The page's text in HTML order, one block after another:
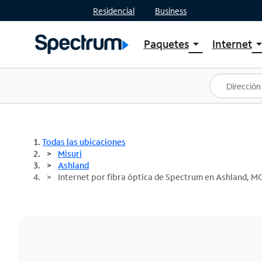
Residencial Business
Paquetesarrow_drop_down
Ver paquetes
Spectrum One
Mejores ofertas
Internetarrow_drop_down
Planes
Todas las ubicaciones
Misuri
Ashland
Internet por fibra óptica de Spectrum en Ashland,